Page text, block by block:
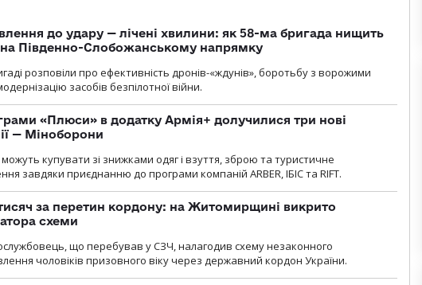
до удару — лічені хвилини: як 58-ма бригада нищить
на Південно-Слобожанському напрямку
розповіли про ефективність дронів-«ждунів», боротьбу з ворожими
засобів безпілотної війни.
«Плюси» в додатку Армія+ долучилися три нові
— Міноборони
можуть купувати зі знижками одяг і взуття, зброю та туристичне
завдяки приєднанню до програми компаній ARBER, ІБІС та RIFT.
за перетин кордону: на Житомирщині викрито
схеми
що перебував у СЗЧ, налагодив схему незаконного
чоловіків призовного віку через державний кордон України.